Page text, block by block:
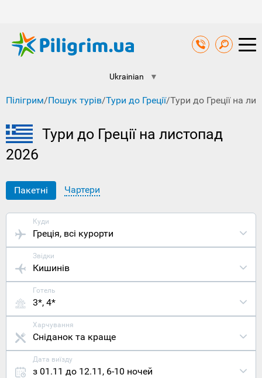
Ukrainian ▼
Пілігрим/Пошук турів/Тури до Греції/Тури до Греції на
Тури до Греції на листопад
2026
Пакетні Чартери
Куди
Греція, всі курорти
Звідки
Кишинів
Готель
3*, 4*
Харчування
Сніданок та краще
Дата виїзду
з 01.11 до 12.11 , 6-10 ночей